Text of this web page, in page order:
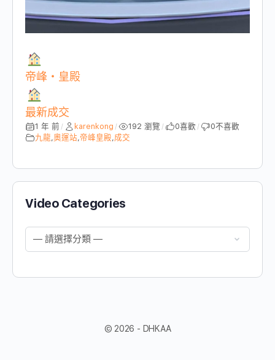
帝峰・皇殿
最新成交
1 年 前 / karenkong / 192 瀏覽 / 0喜歡 / 0不喜歡
九龍 奧運站 帝峰皇殿 成交
Video Categories
© 2026 - DHKAA